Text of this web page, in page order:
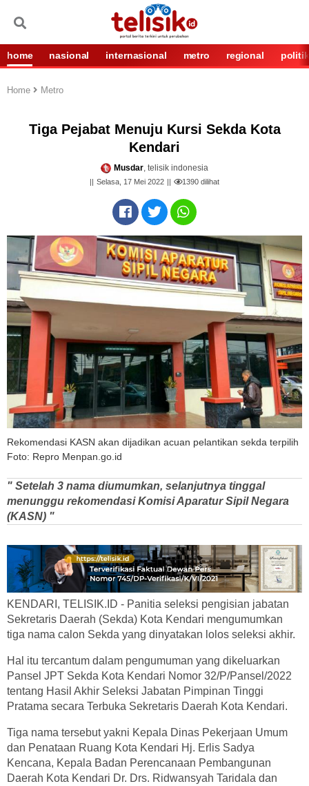
home nasional internasional metro regional politik
Home Metro
Tiga Pejabat Menuju Kursi Sekda Kota
Kendari
Musdar, telisik indonesia
Selasa, 17 Mei 2022 1390 dilihat
Rekomendasi KASN akan dijadikan acuan pelantikan sekda terpilih
Foto: Repro Menpan.go.id
" Setelah 3 nama diumumkan, selanjutnya tinggal
menunggu rekomendasi Komisi Aparatur Sipil Negara
(KASN) "
KENDARI, TELISIK.ID - Panitia seleksi pengisian jabatan
Sekretaris Daerah (Sekda) Kota Kendari mengumumkan
tiga nama calon Sekda yang dinyatakan lolos seleksi akhir.
Hal itu tercantum dalam pengumuman yang dikeluarkan
Pansel JPT Sekda Kota Kendari Nomor 32/P/Pansel/2022
tentang Hasil Akhir Seleksi Jabatan Pimpinan Tinggi
Pratama secara Terbuka Sekretaris Daerah Kota Kendari.
Tiga nama tersebut yakni Kepala Dinas Pekerjaan Umum
dan Penataan Ruang Kota Kendari Hj. Erlis Sadya
Kencana, Kepala Badan Perencanaan Pembangunan
Daerah Kota Kendari Dr. Drs. Ridwansyah Taridala dan